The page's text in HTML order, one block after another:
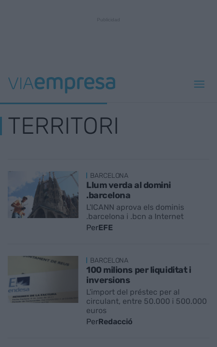
TERRITORI
BARCELONA
Llum verda al domini
.barcelona
L'ICANN aprova els dominis
.barcelona i .bcn a Internet
PerEFE
BARCELONA
100 milions per liquiditat i
inversions
L'import del préstec per al
circulant, entre 50.000 i 500.000
euros
PerRedacció